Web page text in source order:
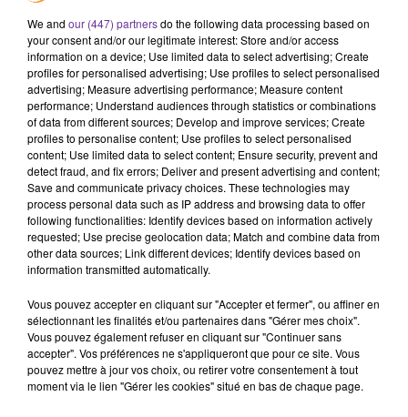
natalité
baisse
Guillaume Du Cheyron
Julien Damon
26 janvier 2025 - 33 min 7 sec
ET SI ON EN PARLAIT ? « LA NATALITÉ EN BAISSE
EN FRANCE, QUEL RÉARMEMENT
DÉMOGRAPHIQUE ? » 23/1/25
JS
La natalité en baisse en France, quel réarmement
Et si on en parlait ? « La natalité en baisse en France,
quel réarmement démographique ? » Alexis Bachelay
avec Guillaume Du Cheyron,contributeur de la Revue
Politique et Parlementaire et Julien Damon, enseignant
We and our (447) partnersdo the following data processing based on
your consent and/or our legitimate interest: Store and/or access
information on a device; Use limited data to select advertising; Create
profiles for personalised advertising; Use profiles to select personalised
advertising; Measure advertising performance; Measure content
performance; Understand audiences through statistics or combinations
of data from different sources; Develop and improve services; Create
profiles to personalise content; Use profiles to select personalised
content; Use limited data to select content; Ensure security, prevent and
detect fraud, and fix errors; Deliver and present advertising and content;
Save and communicate privacy choices. These technologies may
process personal data such as IP address and browsing data to offer
following functionalities: Identify devices based on information actively
requested; Use precise geolocation data; Match and combine data from
other data sources; Link different devices; Identify devices based on
information transmitted automatically.
Vous pouvez accepter en cliquant sur "Accepter et fermer", ou affiner en
sélectionnant les finalités et/ou partenaires dans "Gérer mes choix".
Vous pouvez également refuser en cliquant sur "Continuer sans
accepter". Vos préférences ne s'appliqueront que pour ce site. Vous
pouvez mettre à jour vos choix, ou retirer votre consentement à tout
moment via le lien "Gérer les cookies" situé en bas de chaque page.